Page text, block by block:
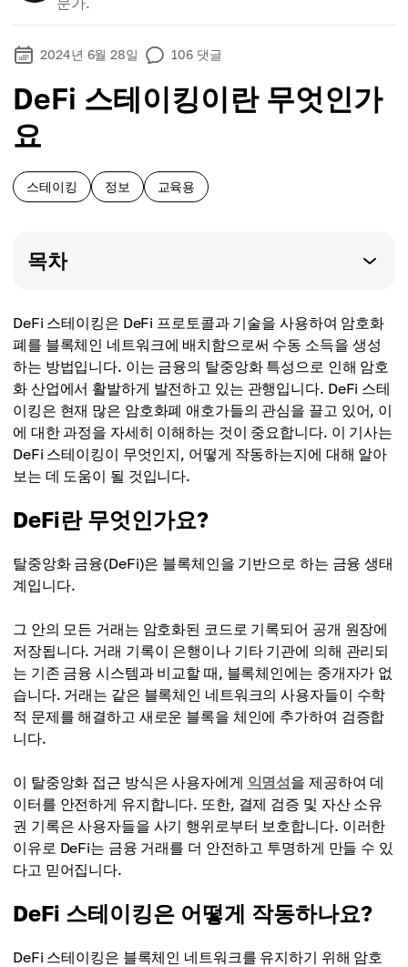
2024년 6월 28일 106 댓글
DeFi 스테이킹이란 무엇인가
요
스테이킹 정보 교육용
목차
DeFi 스테이킹은 DeFi 프로토콜과 기술을 사용하여 암호화
폐를 블록체인 네트워크에 배치함으로써 수동 소득을 생성
하는 방법입니다. 이는 금융의 탈중앙화 특성으로 인해 암호
화 산업에서 활발하게 발전하고 있는 관행입니다. DeFi 스테
이킹은 현재 많은 암호화폐 애호가들의 관심을 끌고 있어, 이
에 대한 과정을 자세히 이해하는 것이 중요합니다. 이 기사는
DeFi 스테이킹이 무엇인지, 어떻게 작동하는지에 대해 알아
보는 데 도움이 될 것입니다.
DeFi란 무엇인가요?
탈중앙화 금융(DeFi)은 블록체인을 기반으로 하는 금융 생태
계입니다.
그 안의 모든 거래는 암호화된 코드로 기록되어 공개 원장에
저장됩니다. 거래 기록이 은행이나 기타 기관에 의해 관리되
는 기존 금융 시스템과 비교할 때, 블록체인에는 중개자가 없
습니다. 거래는 같은 블록체인 네트워크의 사용자들이 수학
적 문제를 해결하고 새로운 블록을 체인에 추가하여 검증합
니다.
이 탈중앙화 접근 방식은 사용자에게 익명성을 제공하여 데
이터를 안전하게 유지합니다. 또한, 결제 검증 및 자산 소유
권 기록은 사용자들을 사기 행위로부터 보호합니다. 이러한
이유로 DeFi는 금융 거래를 더 안전하고 투명하게 만들 수 있
다고 믿어집니다.
DeFi 스테이킹은 어떻게 작동하나요?
DeFi 스테이킹은 블록체인 네트워크를 유지하기 위해 암호